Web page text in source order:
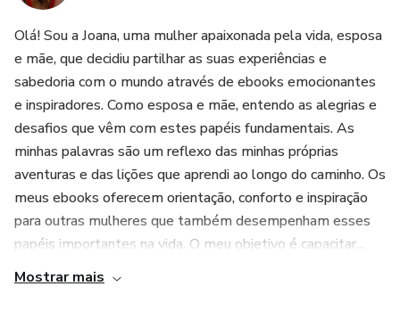
Olá! Sou a Joana, uma mulher apaixonada pela vida, esposa
e mãe, que decidiu partilhar as suas experiências e
sabedoria com o mundo através de ebooks emocionantes
e inspiradores. Como esposa e mãe, entendo as alegrias e
desafios que vêm com estes papéis fundamentais. As
minhas palavras são um reflexo das minhas próprias
aventuras e das lições que aprendi ao longo do caminho. Os
meus ebooks oferecem orientação, conforto e inspiração
para outras mulheres que também desempenham esses
papéis importantes na vida. O meu objetivo é capacitar...
Mostrar mais